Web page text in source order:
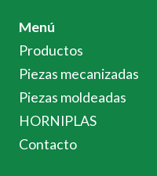
Menú
Productos
Piezas mecanizadas
Piezas moldeadas
HORNIPLAS
Contacto